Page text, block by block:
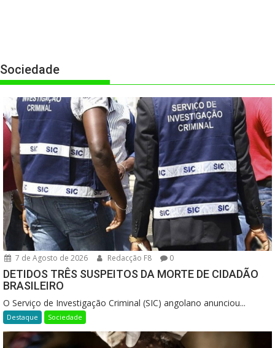
Sociedade
7 de Agosto de 2026 Redacção F8 0
DETIDOS TRÊS SUSPEITOS DA MORTE DE CIDADÃO
BRASILEIRO
O Serviço de Investigação Criminal (SIC) angolano anunciou...
Destaque Sociedade